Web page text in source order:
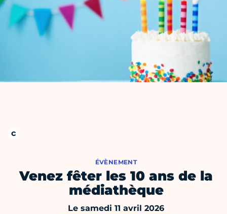
ÉVÈNEMENT
Venez fêter les 10 ans de la
médiathèque
Le samedi 11 avril 2026